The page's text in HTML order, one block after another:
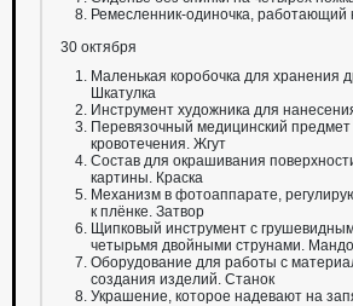
Ремесленник-одиночка, работающий
30 октября
Маленькая коробочка для хранения
Шкатулка
Инструмент художника для
Перевязочный медицинский предмет
кровотечения. Жгут
Состав для окрашивания
картины. Краска
Механизм в фотоаппарате,
к плёнке. Затвор
Щипковый инструмент с
четырьмя двойными струнами.
Оборудование для работы с
создания изделий. Станок
Украшение, которое надевают на